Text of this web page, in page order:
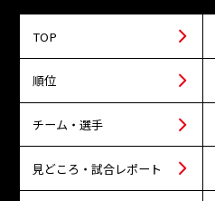
TOP
順位
チーム・選手
見どころ・試合レポート